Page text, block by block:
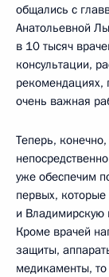
общались с
Анатольевной
в 10 тысяч
консультации,
рекомендациях,
очень важная
Теперь,
уже обеспечим
первых,
и
Кроме врачей
защиты,
медикаменты, то